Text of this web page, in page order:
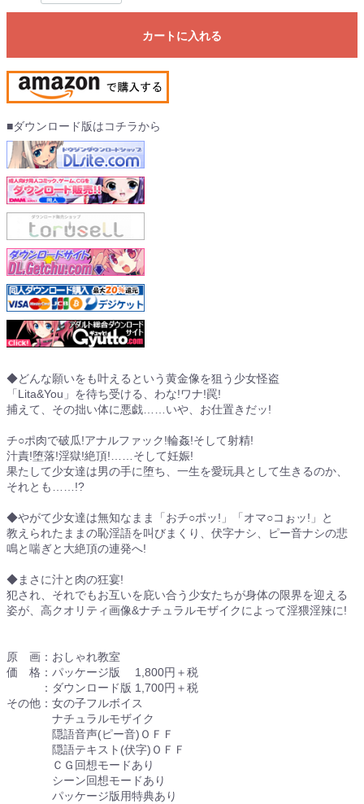
カートに入れる
■ダウンロード版はコチラから
◆どんな願いをも叶えるという黄金像を狙う少女怪盗
「Lita&You」を待ち受ける、わな!ワナ!罠!
捕えて、その拙い体に悪戯……いや、お仕置きだッ!
チ○ポ肉で破瓜!アナルファック!輪姦!そして射精!
汁責!堕落!淫獄!絶頂!……そして妊娠!
果たして少女達は男の手に堕ち、一生を愛玩具として生きるのか、
それとも……!?
◆やがて少女達は無知なまま「おチ○ポッ!」「オマ○コぉッ!」と
教えられたままの恥淫語を叫びまくり、伏字ナシ、ピー音ナシの悲
鳴と喘ぎと大絶頂の連発へ!
◆まさに汁と肉の狂宴!
犯され、それでもお互いを庇い合う少女たちが身体の限界を迎える
姿が、高クオリティ画像&ナチュラルモザイクによって淫猥淫辣に!
原 画：おしゃれ教室
価 格：パッケージ版 1,800円＋税
：ダウンロード版 1,700円＋税
その他：女の子フルボイス
ナチュラルモザイク
隠語音声(ピー音)ＯＦＦ
隠語テキスト(伏字)ＯＦＦ
ＣＧ回想モードあり
シーン回想モードあり
パッケージ版用特典あり